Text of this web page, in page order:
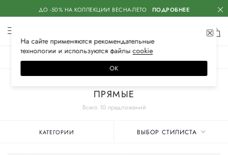
ДО -50% НА КОЛЛЕКЦИИ ВЕСНА-ЛЕТО ПОДРОБНЕЕ
Всего 10 предложений
ПРЯМЫЕ
КАТЕГОРИИ ВЫБОР СТИЛИСТА
На сайте применяются рекомендательные
технологии и используются файлысооkiе
ОК